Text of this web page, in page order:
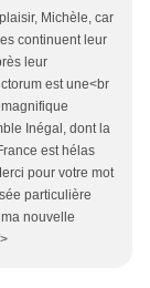
Michèle, car
continuent leur
leur
est une<br
Inégal, dont la
est hélas
pour votre mot
particulière
nouvelle